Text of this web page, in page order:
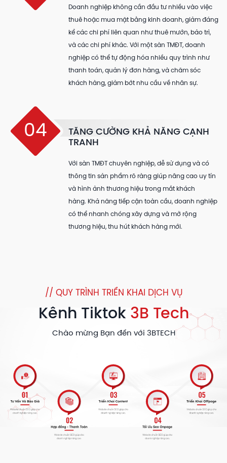
Doanh nghiệp không cần đầu tư nhiều vào việc
thuê hoặc mua mặt bằng kinh doanh, giảm đáng
kể các chi phí liên quan như thuê mướn, bảo trì,
và các chi phí khác. Với một sàn TMĐT, doanh
nghiệp có thể tự động hóa nhiều quy trình như
thanh toán, quản lý đơn hàng, và chăm sóc
khách hàng, giảm bớt nhu cầu về nhân sự.
04
TĂNG CƯỜNG KHẢ NĂNG CẠNH
TRANH
Với sàn TMĐT chuyên nghiệp, dễ sử dụng và có
thông tin sản phẩm rõ ràng giúp nâng cao uy tín
và hình ảnh thương hiệu trong mắt khách
hàng. Khả năng tiếp cận toàn cầu, doanh nghiệp
có thể nhanh chóng xây dựng và mở rộng
thương hiệu, thu hút khách hàng mới.
// QUY TRÌNH TRIỂN KHAI DỊCH VỤ
Kênh Tiktok 3B Tech
Chào mừng Bạn đến với 3BTECH